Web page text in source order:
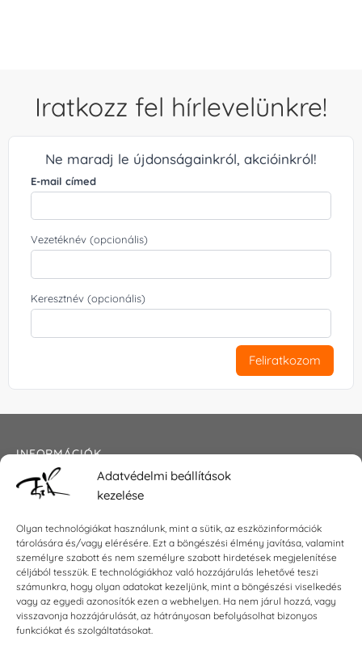
Adatvédelmi beállítások
kezelése
Olyan technológiákat használunk, mint a sütik, az eszközinformációk
tárolására és/vagy elérésére. Ezt a böngészési élmény javítása, valamint
személyre szabott és nem személyre szabott hirdetések megjelenítése
céljából tesszük. E technológiákhoz való hozzájárulás lehetővé teszi
számunkra, hogy olyan adatokat kezeljünk, mint a böngészési viselkedés
vagy az egyedi azonosítók ezen a webhelyen. Ha nem járul hozzá, vagy
visszavonja hozzájárulását, az hátrányosan befolyásolhat bizonyos
funkciókat és szolgáltatásokat.
Iratkozz fel hírlevelünkre!
Ne maradj le újdonságainkról, akcióinkról!
E-mail címed
Vezetéknév (opcionális)
Keresztnév (opcionális)
Feliratkozom
INFORMÁCIÓK
Általános szerződési feltételek
Impresszum
KAPCSOLAT
E-mail:shop@torokszilvi.com
Telefon: +36 30 6767872